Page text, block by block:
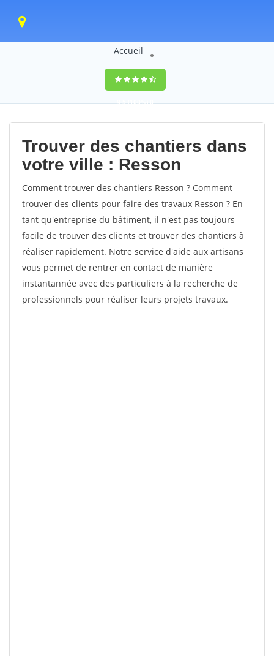
Accueil
9,5(100%)0
votes
Trouver des chantiers dans
votre ville : Resson
Comment trouver des chantiers Resson ? Comment
trouver des clients pour faire des travaux Resson ? En
tant qu'entreprise du bâtiment, il n'est pas toujours
facile de trouver des clients et trouver des chantiers à
réaliser rapidement. Notre service d'aide aux artisans
vous permet de rentrer en contact de manière
instantannée avec des particuliers à la recherche de
professionnels pour réaliser leurs projets travaux.